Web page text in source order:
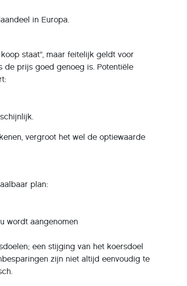
in Europa.
staat”, maar feitelijk geldt voor
prijs goed genoeg is. Potentiële
vergroot het wel de optiewaarde
plan:
wordt aangenomen
een stijging van het koersdoel
zijn niet altijd eenvoudig te